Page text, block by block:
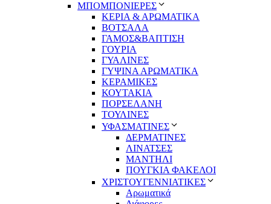
ΜΠΟΜΠΟΝΙΕΡΕΣ
ΚΕΡΙΑ & ΑΡΩΜΑΤΙΚΑ
ΒΟΤΣΑΛΑ
ΓΑΜΟΣ&ΒΑΠΤΙΣΗ
ΓΟΥΡΙΑ
ΓΥΑΛΙΝΕΣ
ΓΥΨΙΝΑ ΑΡΩΜΑΤΙΚΑ
ΚΕΡΑΜΙΚΕΣ
ΚΟΥΤΑΚΙΑ
ΠΟΡΣΕΛΑΝΗ
ΤΟΥΛΙΝΕΣ
ΥΦΑΣΜΑΤΙΝΕΣ
ΔΕΡΜΑΤΙΝΕΣ
ΛΙΝΑΤΣΕΣ
ΜΑΝΤΗΛΙ
ΠΟΥΓΚΙΑ ΦΑΚΕΛΟΙ
ΧΡΙΣΤΟΥΓΕΝΝΙΑΤΙΚΕΣ
Αρωματικά